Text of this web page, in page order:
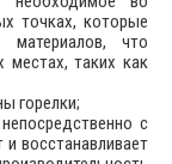
точках, которые
материалов, что
таких как
горелки;
с
и восстанавливает